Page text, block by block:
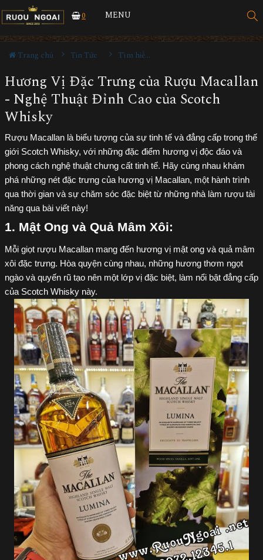
0 MENU
Trang chủ Tin Tức Tìm hiểu về rượu
Hương Vị Đặc Trưng của Rượu Macallan
- Nghệ Thuật Đỉnh Cao của Scotch
Whisky
Rượu Macallan là biểu tượng của sự tinh tế và đẳng cấp trong thế
giới Scotch Whisky, với những đặc điểm hương vị độc đáo và
phong cách nghệ thuật chưng cất tinh tế. Hãy cùng nhau khám
phá những nét đặc trưng của hương vị Macallan, một hành trình
qua thời gian và sự chăm sóc đặc biệt từ những nhà làm rượu tài
năng qua bài viết này!
1. Mật Ong và Quả Mâm Xôi:
Mỗi giọt rượu Macallan mang đến hương vị mật ong và quả mâm
xôi đặc trưng. Hòa quyện cùng nhau, những hương thơm ngọt
ngào và quyến rũ tạo nên một lớp vị đặc biệt, làm nổi bật đẳng cấp
của Scotch Whisky này.